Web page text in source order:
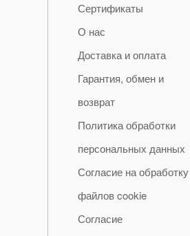
Сертификаты
О нас
Доставка и оплата
Гарантия, обмен и
возврат
Политика обработки
персональных данных
Согласие на обработку
файлов cookie
Согласие